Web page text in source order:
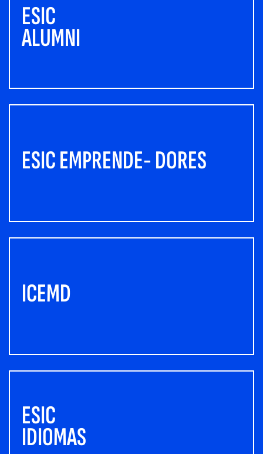
ESIC
ALUMNI
ESIC EMPRENDE- DORES
ICEMD
ESIC
IDIOMAS